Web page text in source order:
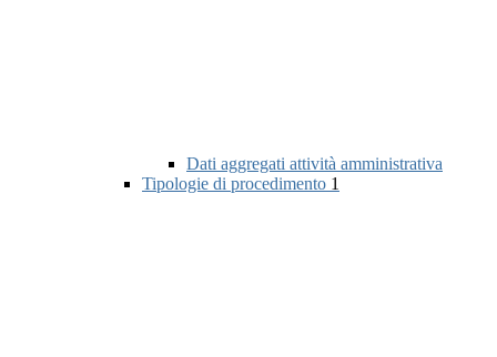
Dati aggregati attività amministrativa
Tipologie di procedimento 1